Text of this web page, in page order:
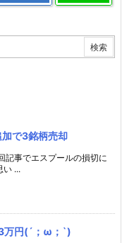
加で3銘柄売却
記事でエスプールの損切に
い ...
万円(´；ω；`)